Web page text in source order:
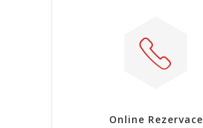
Online Rezervace